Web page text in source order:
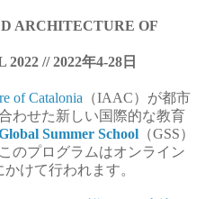
ARCHITECTURE OF
// 2022年4-28日
of Catalonia （IAAC）が都市
わせた新しい国際的な教育
Summer School （GSS）
のプログラムはオンライン
けて行われます。